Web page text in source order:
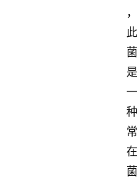
，
此
菌
是
一
种
常
在
菌